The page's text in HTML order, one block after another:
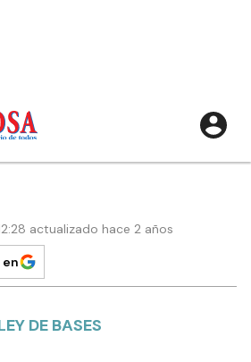
actualizado hace 2 años
DE BASES